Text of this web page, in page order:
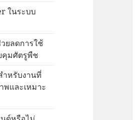
ในระบบ
ยลดการใช้
คุมศัตรูพืช
ำหรับงานที่
และเหมาะ